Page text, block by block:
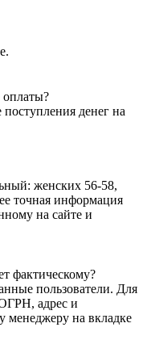
оплаты?
денег на
женских 56-58,
точная информация
на сайте и
фактическому?
пользователи. Для
адрес и
менеджеру на вкладке